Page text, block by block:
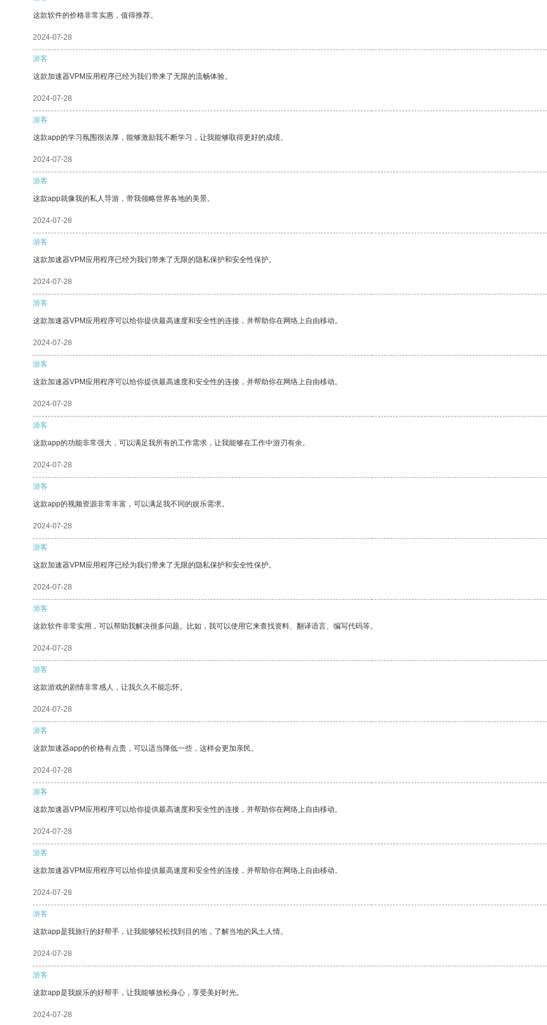
这款软件的价格非常实惠，值得推荐。
2024-07-28
游客
这款加速器VPM应用程序已经为我们带来了无限的流畅体验。
2024-07-28
游客
这款app的学习氛围很浓厚，能够激励我不断学习，让我能够取得更好的成绩。
2024-07-28
游客
这款app就像我的私人导游，带我领略世界各地的美景。
2024-07-28
游客
这款加速器VPM应用程序已经为我们带来了无限的隐私保护和安全性保护。
2024-07-28
游客
这款加速器VPM应用程序可以给你提供最高速度和安全性的连接，并帮助你在网络上自由移动。
2024-07-28
游客
这款加速器VPM应用程序可以给你提供最高速度和安全性的连接，并帮助你在网络上自由移动。
2024-07-28
游客
这款app的功能非常强大，可以满足我所有的工作需求，让我能够在工作中游刃有余。
2024-07-28
游客
这款app的视频资源非常丰富，可以满足我不同的娱乐需求。
2024-07-28
游客
这款加速器VPM应用程序已经为我们带来了无限的隐私保护和安全性保护。
2024-07-28
游客
这款软件非常实用，可以帮助我解决很多问题。比如，我可以使用它来查找资料、翻译语言、编写代码等。
2024-07-28
游客
这款游戏的剧情非常感人，让我久久不能忘怀。
2024-07-28
游客
这款加速器app的价格有点贵，可以适当降低一些，这样会更加亲民。
2024-07-28
游客
这款加速器VPM应用程序可以给你提供最高速度和安全性的连接，并帮助你在网络上自由移动。
2024-07-28
游客
这款加速器VPM应用程序可以给你提供最高速度和安全性的连接，并帮助你在网络上自由移动。
2024-07-28
游客
这款app是我旅行的好帮手，让我能够轻松找到目的地，了解当地的风土人情。
2024-07-28
游客
这款app是我娱乐的好帮手，让我能够放松身心，享受美好时光。
2024-07-28